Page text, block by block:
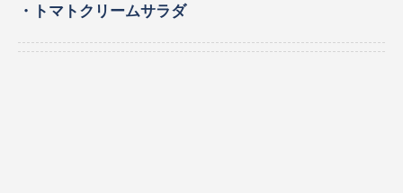
・トマトクリームサラダ